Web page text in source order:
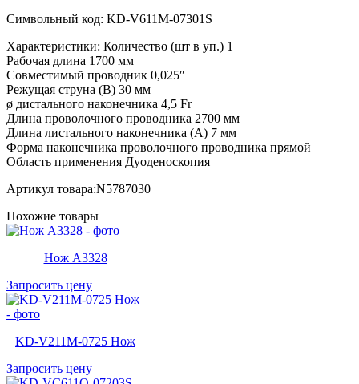
Символьный код: KD-V611M-07301S
Характеристики: Количество (шт в уп.) 1
Рабочая длина 1700 мм
Совместимый проводник 0,025″
Режущая струна (В) 30 мм
ø дистального наконечника 4,5 Fr
Длина проволочного проводника 2700 мм
Длина листального наконечника (А) 7 мм
Форма наконечника проволочного проводника прямой
Область применения Дуоденоскопия
Артикул товара:N5787030
Похожие товары
Нож A3328
Запросить цену
KD-V211M-0725 Нож
Запросить цену